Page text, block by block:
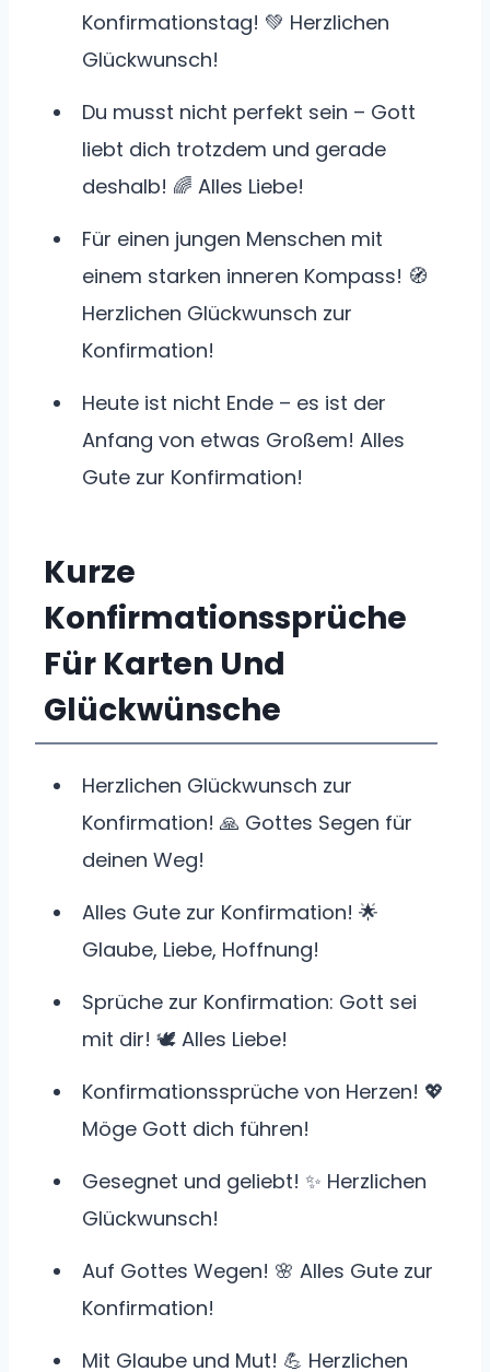
Konfirmationstag! 💚 Herzlichen
Glückwunsch!
Du musst nicht perfekt sein – Gott
liebt dich trotzdem und gerade
deshalb! 🌈 Alles Liebe!
Für einen jungen Menschen mit
einem starken inneren Kompass! 🧭
Herzlichen Glückwunsch zur
Konfirmation!
Heute ist nicht Ende – es ist der
Anfang von etwas Großem! Alles
Gute zur Konfirmation!
Kurze
Konfirmationssprüche
Für Karten Und
Glückwünsche
Herzlichen Glückwunsch zur
Konfirmation! 🙏 Gottes Segen für
deinen Weg!
Alles Gute zur Konfirmation! 🌟
Glaube, Liebe, Hoffnung!
Sprüche zur Konfirmation: Gott sei
mit dir! 🕊️ Alles Liebe!
Konfirmationssprüche von Herzen! 💖
Möge Gott dich führen!
Gesegnet und geliebt! ✨ Herzlichen
Glückwunsch!
Auf Gottes Wegen! 🌸 Alles Gute zur
Konfirmation!
Mit Glaube und Mut! 💪 Herzlichen